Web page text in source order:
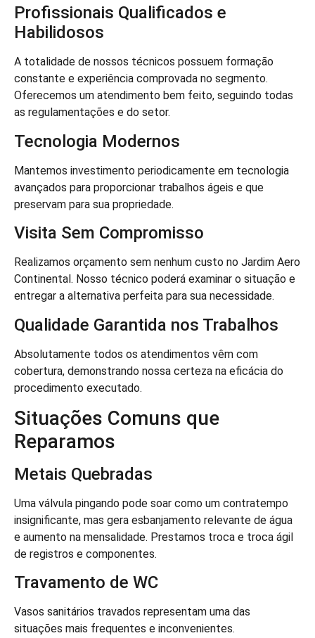
Profissionais Qualificados e
Habilidosos
A totalidade de nossos técnicos possuem formação
constante e experiência comprovada no segmento.
Oferecemos um atendimento bem feito, seguindo todas
as regulamentações e do setor.
Tecnologia Modernos
Mantemos investimento periodicamente em tecnologia
avançados para proporcionar trabalhos ágeis e que
preservam para sua propriedade.
Visita Sem Compromisso
Realizamos orçamento sem nenhum custo no Jardim Aero
Continental. Nosso técnico poderá examinar o situação e
entregar a alternativa perfeita para sua necessidade.
Qualidade Garantida nos Trabalhos
Absolutamente todos os atendimentos vêm com
cobertura, demonstrando nossa certeza na eficácia do
procedimento executado.
Situações Comuns que
Reparamos
Metais Quebradas
Uma válvula pingando pode soar como um contratempo
insignificante, mas gera esbanjamento relevante de água
e aumento na mensalidade. Prestamos troca e troca ágil
de registros e componentes.
Travamento de WC
Vasos sanitários travados representam uma das
situações mais frequentes e inconvenientes.